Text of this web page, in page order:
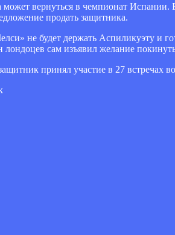
может вернуться в чемпионат
продать защитника.
не будет держать Аспиликуэту и
лондоцев сам изъявил желание
принял участие в 27 встречах